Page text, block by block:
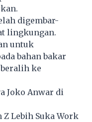
digembar-
lingkungan.
untuk
bahan bakar
ke
Joko Anwar di
Z Lebih Suka Work